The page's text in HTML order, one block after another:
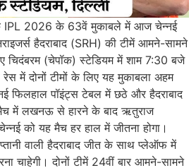
IPL 2026 के 63वें मुकाबले में आज चेन्नई
हैदराबाद (SRH) की टीमें आमने-सामने
चिदंबरम (चेपॉक) स्टेडियम में शाम 7:30 बजे
में दोनों टीमों के लिए यह मुकाबला अहम
फिलहाल पॉइंट्स टेबल में छठे और हैदराबाद
में लखनऊ से हारने के बाद ऋतुराज
को यह मैच हर हाल में जीतना होगा।
वाली हैदराबाद जीत के साथ प्लेऑफ में
चाहेगी। दोनों टीमें 24वीं बार आमने-सामने